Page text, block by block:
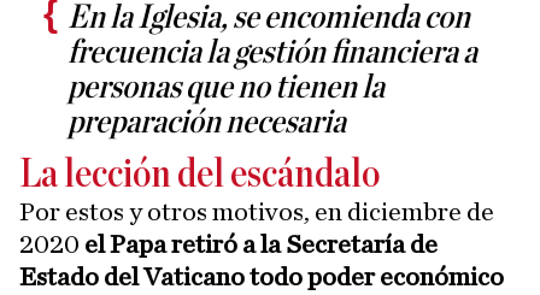
En la Iglesia, se encomienda con
frecuencia la gestión financiera a
personas que no tienen la
preparación necesaria
La lección del escándalo
Por estos y otros motivos, en diciembre de
2020 el Papa retiró a la Secretaría de
Estado del Vaticano todo poder económico